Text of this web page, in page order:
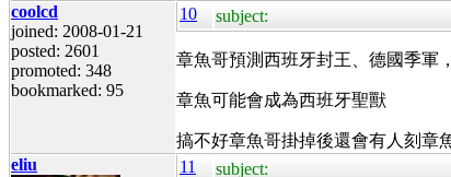
coolcd
joined: 2008-01-21
posted: 2601
promoted: 348
bookmarked: 95
10 subject:
章魚哥預測西班牙封王、德國季軍
章魚可能會成為西班牙聖獸
搞不好章魚哥掛掉後還會有人刻章
eliu
11 subject: